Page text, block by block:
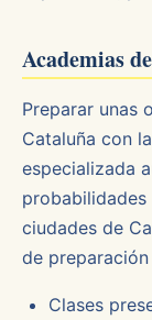
Academias
Preparar unas
Cataluña con
especializada
probabilidades
ciudades de
de
Clases